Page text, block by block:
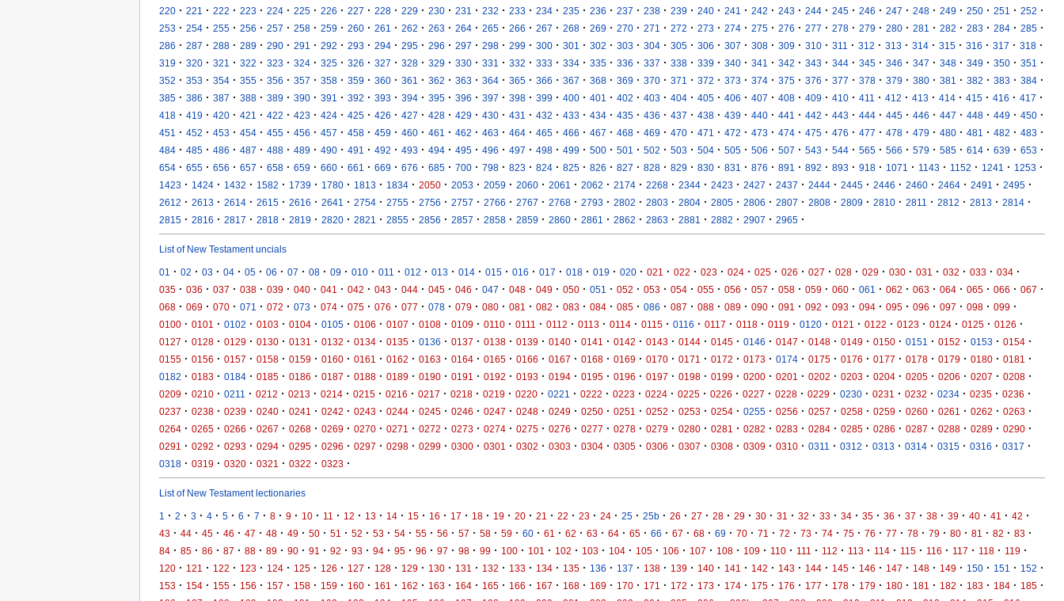
220 · 221 · 222 · 223 · 224 · 225 · 226 · 227 · 228 · 229 · 230 · 231 · 232 · 233 · 234 · 235 · 236 · 237 · 238 · 239 · 240 · 241 · 242 · 243 · 244 · 245 · 246 · 247 · 248 · 249 · 250 · 251 · 252 ·
253 · 254 · 255 · 256 · 257 · 258 · 259 · 260 · 261 · 262 · 263 · 264 · 265 · 266 · 267 · 268 · 269 · 270 · 271 · 272 · 273 · 274 · 275 · 276 · 277 · 278 · 279 · 280 · 281 · 282 · 283 · 284 · 285 ·
286 · 287 · 288 · 289 · 290 · 291 · 292 · 293 · 294 · 295 · 296 · 297 · 298 · 299 · 300 · 301 · 302 · 303 · 304 · 305 · 306 · 307 · 308 · 309 · 310 · 311 · 312 · 313 · 314 · 315 · 316 · 317 · 318 ·
319 · 320 · 321 · 322 · 323 · 324 · 325 · 326 · 327 · 328 · 329 · 330 · 331 · 332 · 333 · 334 · 335 · 336 · 337 · 338 · 339 · 340 · 341 · 342 · 343 · 344 · 345 · 346 · 347 · 348 · 349 · 350 · 351 ·
352 · 353 · 354 · 355 · 356 · 357 · 358 · 359 · 360 · 361 · 362 · 363 · 364 · 365 · 366 · 367 · 368 · 369 · 370 · 371 · 372 · 373 · 374 · 375 · 376 · 377 · 378 · 379 · 380 · 381 · 382 · 383 · 384 ·
385 · 386 · 387 · 388 · 389 · 390 · 391 · 392 · 393 · 394 · 395 · 396 · 397 · 398 · 399 · 400 · 401 · 402 · 403 · 404 · 405 · 406 · 407 · 408 · 409 · 410 · 411 · 412 · 413 · 414 · 415 · 416 · 417 ·
418 · 419 · 420 · 421 · 422 · 423 · 424 · 425 · 426 · 427 · 428 · 429 · 430 · 431 · 432 · 433 · 434 · 435 · 436 · 437 · 438 · 439 · 440 · 441 · 442 · 443 · 444 · 445 · 446 · 447 · 448 · 449 · 450 ·
451 · 452 · 453 · 454 · 455 · 456 · 457 · 458 · 459 · 460 · 461 · 462 · 463 · 464 · 465 · 466 · 467 · 468 · 469 · 470 · 471 · 472 · 473 · 474 · 475 · 476 · 477 · 478 · 479 · 480 · 481 · 482 · 483 ·
484 · 485 · 486 · 487 · 488 · 489 · 490 · 491 · 492 · 493 · 494 · 495 · 496 · 497 · 498 · 499 · 500 · 501 · 502 · 503 · 504 · 505 · 506 · 507 · 543 · 544 · 565 · 566 · 579 · 585 · 614 · 639 · 653 ·
654 · 655 · 656 · 657 · 658 · 659 · 660 · 661 · 669 · 676 · 685 · 700 · 798 · 823 · 824 · 825 · 826 · 827 · 828 · 829 · 830 · 831 · 876 · 891 · 892 · 893 · 918 · 1071 · 1143 · 1152 · 1241 · 1253 ·
1423 · 1424 · 1432 · 1582 · 1739 · 1780 · 1813 · 1834 · 2050 · 2053 · 2059 · 2060 · 2061 · 2062 · 2174 · 2268 · 2344 · 2423 · 2427 · 2437 · 2444 · 2445 · 2446 · 2460 · 2464 · 2491 · 2495 ·
2612 · 2613 · 2614 · 2615 · 2616 · 2641 · 2754 · 2755 · 2756 · 2757 · 2766 · 2767 · 2768 · 2793 · 2802 · 2803 · 2804 · 2805 · 2806 · 2807 · 2808 · 2809 · 2810 · 2811 · 2812 · 2813 · 2814 ·
2815 · 2816 · 2817 · 2818 · 2819 · 2820 · 2821 · 2855 · 2856 · 2857 · 2858 · 2859 · 2860 · 2861 · 2862 · 2863 · 2881 · 2882 · 2907 · 2965 ·
List of New Testament uncials
01 · 02 · 03 · 04 · 05 · 06 · 07 · 08 · 09 · 010 · 011 · 012 · 013 · 014 · 015 · 016 · 017 · 018 · 019 · 020 · 021 · 022 · 023 · 024 · 025 · 026 · 027 · 028 · 029 · 030 · 031 · 032 · 033 · 034 ·
035 · 036 · 037 · 038 · 039 · 040 · 041 · 042 · 043 · 044 · 045 · 046 · 047 · 048 · 049 · 050 · 051 · 052 · 053 · 054 · 055 · 056 · 057 · 058 · 059 · 060 · 061 · 062 · 063 · 064 · 065 · 066 · 067 ·
068 · 069 · 070 · 071 · 072 · 073 · 074 · 075 · 076 · 077 · 078 · 079 · 080 · 081 · 082 · 083 · 084 · 085 · 086 · 087 · 088 · 089 · 090 · 091 · 092 · 093 · 094 · 095 · 096 · 097 · 098 · 099 ·
0100 · 0101 · 0102 · 0103 · 0104 · 0105 · 0106 · 0107 · 0108 · 0109 · 0110 · 0111 · 0112 · 0113 · 0114 · 0115 · 0116 · 0117 · 0118 · 0119 · 0120 · 0121 · 0122 · 0123 · 0124 · 0125 · 0126 ·
0127 · 0128 · 0129 · 0130 · 0131 · 0132 · 0134 · 0135 · 0136 · 0137 · 0138 · 0139 · 0140 · 0141 · 0142 · 0143 · 0144 · 0145 · 0146 · 0147 · 0148 · 0149 · 0150 · 0151 · 0152 · 0153 · 0154 ·
0155 · 0156 · 0157 · 0158 · 0159 · 0160 · 0161 · 0162 · 0163 · 0164 · 0165 · 0166 · 0167 · 0168 · 0169 · 0170 · 0171 · 0172 · 0173 · 0174 · 0175 · 0176 · 0177 · 0178 · 0179 · 0180 · 0181 ·
0182 · 0183 · 0184 · 0185 · 0186 · 0187 · 0188 · 0189 · 0190 · 0191 · 0192 · 0193 · 0194 · 0195 · 0196 · 0197 · 0198 · 0199 · 0200 · 0201 · 0202 · 0203 · 0204 · 0205 · 0206 · 0207 · 0208 ·
0209 · 0210 · 0211 · 0212 · 0213 · 0214 · 0215 · 0216 · 0217 · 0218 · 0219 · 0220 · 0221 · 0222 · 0223 · 0224 · 0225 · 0226 · 0227 · 0228 · 0229 · 0230 · 0231 · 0232 · 0234 · 0235 · 0236 ·
0237 · 0238 · 0239 · 0240 · 0241 · 0242 · 0243 · 0244 · 0245 · 0246 · 0247 · 0248 · 0249 · 0250 · 0251 · 0252 · 0253 · 0254 · 0255 · 0256 · 0257 · 0258 · 0259 · 0260 · 0261 · 0262 · 0263 ·
0264 · 0265 · 0266 · 0267 · 0268 · 0269 · 0270 · 0271 · 0272 · 0273 · 0274 · 0275 · 0276 · 0277 · 0278 · 0279 · 0280 · 0281 · 0282 · 0283 · 0284 · 0285 · 0286 · 0287 · 0288 · 0289 · 0290 ·
0291 · 0292 · 0293 · 0294 · 0295 · 0296 · 0297 · 0298 · 0299 · 0300 · 0301 · 0302 · 0303 · 0304 · 0305 · 0306 · 0307 · 0308 · 0309 · 0310 · 0311 · 0312 · 0313 · 0314 · 0315 · 0316 · 0317 ·
0318 · 0319 · 0320 · 0321 · 0322 · 0323 ·
List of New Testament lectionaries
1 · 2 · 3 · 4 · 5 · 6 · 7 · 8 · 9 · 10 · 11 · 12 · 13 · 14 · 15 · 16 · 17 · 18 · 19 · 20 · 21 · 22 · 23 · 24 · 25 · 25b · 26 · 27 · 28 · 29 · 30 · 31 · 32 · 33 · 34 · 35 · 36 · 37 · 38 · 39 · 40 · 41 · 42 ·
43 · 44 · 45 · 46 · 47 · 48 · 49 · 50 · 51 · 52 · 53 · 54 · 55 · 56 · 57 · 58 · 59 · 60 · 61 · 62 · 63 · 64 · 65 · 66 · 67 · 68 · 69 · 70 · 71 · 72 · 73 · 74 · 75 · 76 · 77 · 78 · 79 · 80 · 81 · 82 · 83 ·
84 · 85 · 86 · 87 · 88 · 89 · 90 · 91 · 92 · 93 · 94 · 95 · 96 · 97 · 98 · 99 · 100 · 101 · 102 · 103 · 104 · 105 · 106 · 107 · 108 · 109 · 110 · 111 · 112 · 113 · 114 · 115 · 116 · 117 · 118 · 119 ·
120 · 121 · 122 · 123 · 124 · 125 · 126 · 127 · 128 · 129 · 130 · 131 · 132 · 133 · 134 · 135 · 136 · 137 · 138 · 139 · 140 · 141 · 142 · 143 · 144 · 145 · 146 · 147 · 148 · 149 · 150 · 151 · 152 ·
153 · 154 · 155 · 156 · 157 · 158 · 159 · 160 · 161 · 162 · 163 · 164 · 165 · 166 · 167 · 168 · 169 · 170 · 171 · 172 · 173 · 174 · 175 · 176 · 177 · 178 · 179 · 180 · 181 · 182 · 183 · 184 · 185 ·